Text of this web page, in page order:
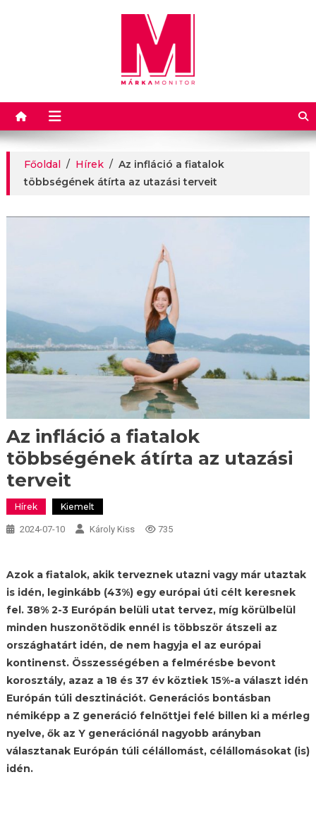
Márkamonitor
Főoldal / Hírek / Az infláció a fiatalok
többségének átírta az utazási terveit
Az infláció a fiatalok
többségének átírta az utazási
terveit
Hírek Kiemelt
2024-07-10 Károly Kiss 735
Azok a fiatalok, akik terveznek utazni vagy már utaztak
is idén, leginkább (43%) egy európai úti célt keresnek
fel. 38% 2-3 Európán belüli utat tervez, míg körülbelül
minden huszonötödik ennél is többször átszeli az
országhatárt idén, de nem hagyja el az európai
kontinenst. Összességében a felmérésbe bevont
korosztály, azaz a 18 és 37 év köztiek 15%-a választ idén
Európán túli desztinációt. Generációs bontásban
némiképp a Z generáció felnőttjei felé billen ki a mérleg
nyelve, ők az Y generációnál nagyobb arányban
választanak Európán túli célállomást, célállomásokat (is)
idén.